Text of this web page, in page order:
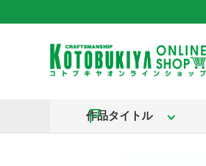
作品タイトル